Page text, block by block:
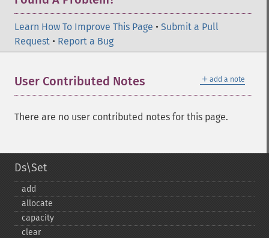
Learn How To Improve This Page • Submit a Pull
Request • Report a Bug
＋ add a note
User Contributed Notes
There are no user contributed notes for this page.
Ds\Set
add
allocate
capacity
clear